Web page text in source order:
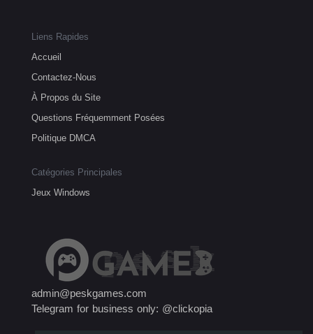
Liens Rapides
Accueil
Contactez-Nous
À Propos du Site
Questions Fréquemment Posées
Politique DMCA
Catégories Principales
Jeux Windows
admin@peskgames.com
Telegram for business only: @clickopia